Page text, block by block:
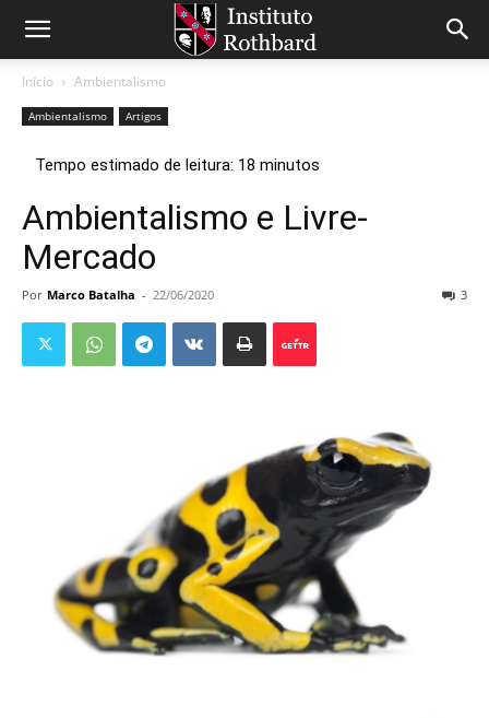
Início Ambientalismo
Ambientalismo Artigos
Ambientalismo e Livre-
Mercado
Por Marco Batalha - 22/06/2020 3